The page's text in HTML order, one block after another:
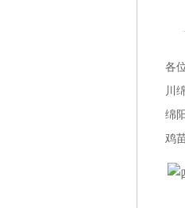
各
川
绵
鸡